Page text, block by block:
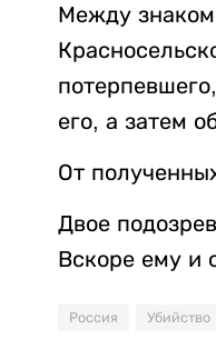
Между
его, а затем
От
Двое
Вскоре ему и
Россия Убийство